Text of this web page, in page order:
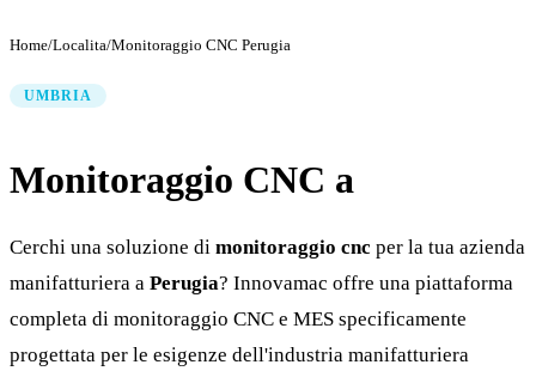
Home/Localita/Monitoraggio CNC Perugia
UMBRIA
Monitoraggio CNC a
Cerchi una soluzione di monitoraggio cnc per la tua azienda
manifatturiera a Perugia? Innovamac offre una piattaforma
completa di monitoraggio CNC e MES specificamente
progettata per le esigenze dell'industria manifatturiera